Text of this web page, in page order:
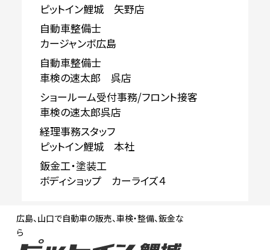
ピットイン鯉城 矢野店
自動車整備士
カージャンボ広島
自動車整備士
車検の速太郎 呉店
ショールーム受付事務/フロント接客
車検の速太郎呉店
経理事務スタッフ
ピットイン鯉城 本社
鈑金工・塗装工
ボディショップ カーライズ４
広島、山口で自動車の販売、車検・整備、鈑金な
ら